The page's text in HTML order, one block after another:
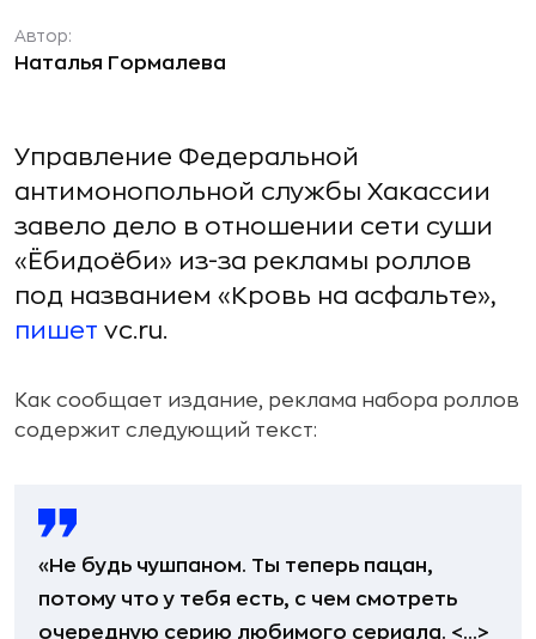
Автор:
Наталья Гормалева
Управление Федеральной
антимонопольной службы Хакассии
завело дело в отношении сети суши
«Ёбидоёби» из-за рекламы роллов
под названием «Кровь на асфальте»,
пишет vc.ru.
Как сообщает издание, реклама набора роллов
содержит следующий текст:
«Не будь чушпаном. Ты теперь пацан,
потому что у тебя есть, с чем смотреть
очередную серию любимого сериала. <...>